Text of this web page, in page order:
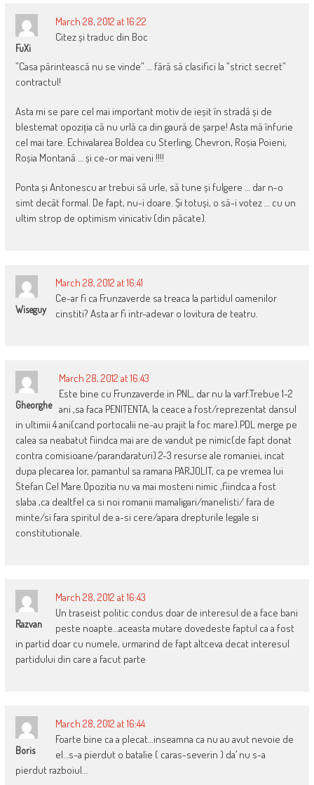
FuXi
March 28, 2012 at 16:22
Citez și traduc din Boc
”Casa părintească nu se vinde” … fără să clasifici la ”strict secret”
contractul!
Asta mi se pare cel mai important motiv de ieșit în stradă și de
blestemat opoziția că nu urlă ca din gaură de șarpe! Asta mă înfurie
cel mai tare. Echivalarea Boldea cu Sterling, Chevron, Roșia Poieni,
Roșia Montană … și ce-or mai veni !!!!
Ponta și Antonescu ar trebui să urle, să tune și fulgere … dar n-o
simt decât formal. De fapt, nu-i doare. Și totuși, o să-i votez … cu un
ultim strop de optimism vinicativ (din păcate).
Wiseguy
March 28, 2012 at 16:41
Ce-ar fi ca Frunzaverde sa treaca la partidul oamenilor
cinstiti? Asta ar fi intr-adevar o lovitura de teatru.
Gheorghe
March 28, 2012 at 16:43
Este bine cu Frunzaverde in PNL, dar nu la varf.Trebue 1-2
ani ,sa faca PENITENTA, la ceace a fost/reprezentat dansul
in ultimii 4 ani(cand portocalii ne-au prajit la foc mare).PDL merge pe
calea sa neabatut fiindca mai are de vandut pe nimic(de fapt donat
contra comisioane/parandaraturi) 2-3 resurse ale romaniei, incat
dupa plecarea lor, pamantul sa ramana PARJOLIT, ca pe vremea lui
Stefan Cel Mare.Opozitia nu va mai mosteni nimic ,fiindca a fost
slaba ,ca dealtfel ca si noi romanii mamaligari/manelisti/ fara de
minte/si fara spiritul de a-si cere/apara drepturile legale si
constitutionale.
Razvan
March 28, 2012 at 16:43
Un traseist politic condus doar de interesul de a face bani
peste noapte…aceasta mutare dovedeste faptul ca a fost
in partid doar cu numele, urmarind de fapt altceva decat interesul
partidului din care a facut parte
Boris
March 28, 2012 at 16:44
Foarte bine ca a plecat…inseamna ca nu au avut nevoie de
el…s-a pierdut o batalie ( caras-severin ) da’ nu s-a
pierdut razboiul…